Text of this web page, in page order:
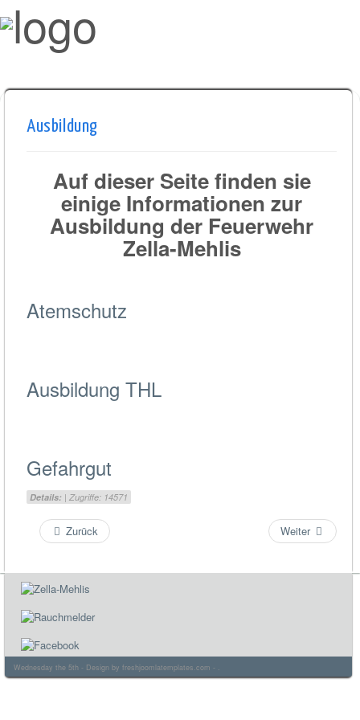
Ausbildung
Auf dieser Seite finden sie
einige Informationen zur
Ausbildung der Feuerwehr
Zella-Mehlis
Atemschutz
Ausbildung THL
Gefahrgut
Details: | Zugriffe: 14571
Zurück Weiter
Wednesday the 5th - Design by freshjoomlatemplates.com - .